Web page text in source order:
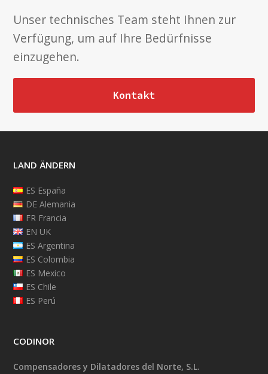
Unser technisches Team steht Ihnen zur
Verfügung, um auf Ihre Bedürfnisse
einzugehen.
Kontakt
LAND ÄNDERN
ES España
DE Alemania
FR Francia
EN UK
ES Argentina
ES Colombia
ES Mexico
ES Chile
ES Perú
CODINOR
Compensadores y Dilatadores del Norte, S.L.